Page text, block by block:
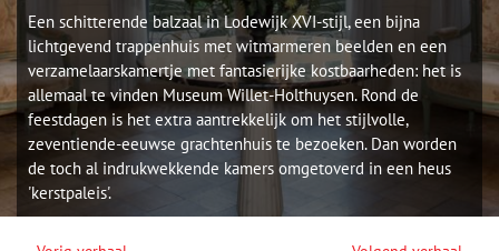
Een schitterende balzaal in Lodewijk XVI-stijl, een bijna
lichtgevend trappenhuis met witmarmeren beelden en een
verzamelaarskamertje met fantasierijke kostbaarheden: het is
allemaal te vinden Museum Willet-Holthuysen. Rond de
feestdagen is het extra aantrekkelijk om het stijlvolle,
zeventiende-eeuwse grachtenhuis te bezoeken. Dan worden
de toch al indrukwekkende kamers omgetoverd in een heus
'kerstpaleis'.